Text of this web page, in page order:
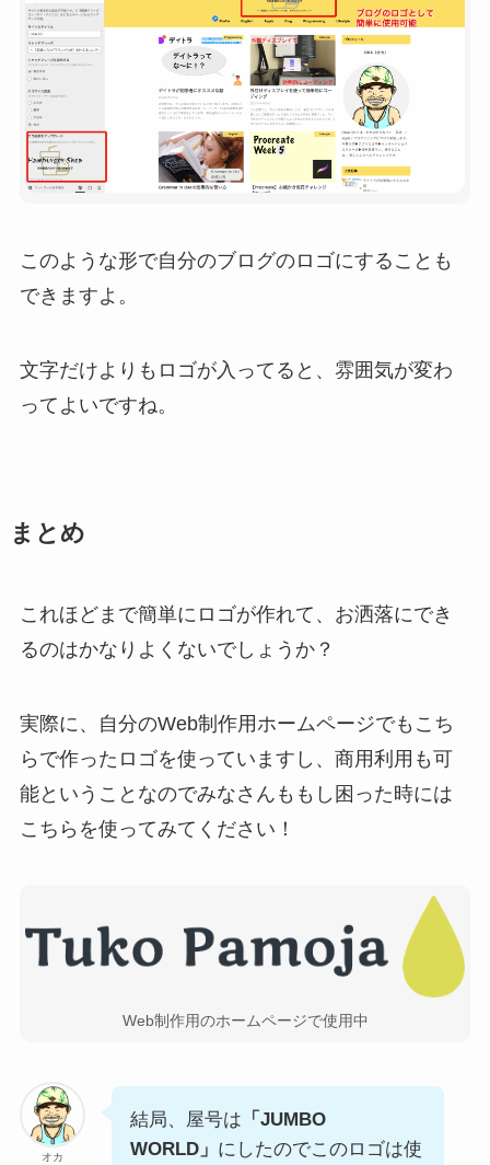
このような形で自分のブログのロゴにすることも
できますよ。
文字だけよりもロゴが入ってると、雰囲気が変わ
ってよいですね。
まとめ
これほどまで簡単にロゴが作れて、お洒落にでき
るのはかなりよくないでしょうか？
実際に、自分のWeb制作用ホームページでもこち
らで作ったロゴを使っていますし、商用利用も可
能ということなのでみなさんももし困った時には
こちらを使ってみてください！
Web制作用のホームページで使用中
オカ
結局、屋号は 「JUMBO
WORLD」 にしたのでこのロゴは使